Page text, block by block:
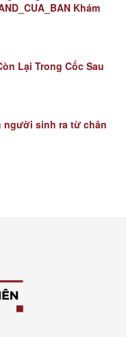
Khám
Lại Trong Cốc Sau
người sinh ra từ chân